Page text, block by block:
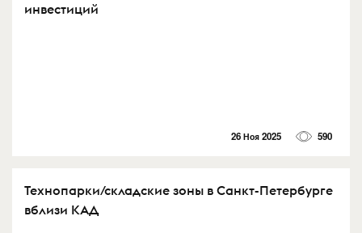
инвестиций
26 Ноя 2025 590
Технопарки/складские зоны в Санкт-Петербурге
вблизи КАД